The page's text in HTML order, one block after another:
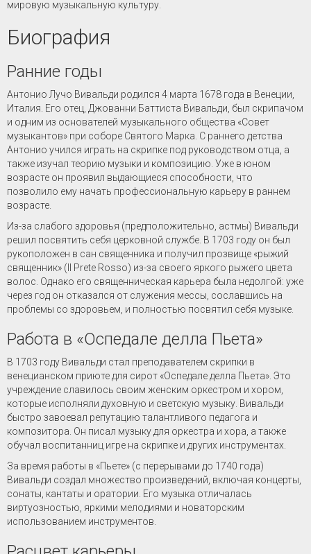
мировую музыкальную культуру.
Биография
Ранние годы
Антонио Лучо Вивальди родился 4 марта 1678 года в Венеции,
Италия. Его отец, Джованни Баттиста Вивальди, был скрипачом
и одним из основателей музыкального общества «Совет
музыкантов» при соборе Святого Марка. С раннего детства
Антонио учился играть на скрипке под руководством отца, а
также изучал теорию музыки и композицию. Уже в юном
возрасте он проявил выдающиеся способности, что
позволило ему начать профессиональную карьеру в раннем
возрасте.
Из-за слабого здоровья (предположительно, астмы) Вивальди
решил посвятить себя церковной службе. В 1703 году он был
рукоположен в сан священника и получил прозвище «рыжий
священник» (Il Prete Rosso) из-за своего яркого рыжего цвета
волос. Однако его священническая карьера была недолгой: уже
через год он отказался от служения мессы, сославшись на
проблемы со здоровьем, и полностью посвятил себя музыке.
Работа в «Оспедале делла Пьета»
В 1703 году Вивальди стал преподавателем скрипки в
венецианском приюте для сирот «Оспедале делла Пьета». Это
учреждение славилось своим женским оркестром и хором,
которые исполняли духовную и светскую музыку. Вивальди
быстро завоевал репутацию талантливого педагога и
композитора. Он писал музыку для оркестра и хора, а также
обучал воспитанниц игре на скрипке и других инструментах.
За время работы в «Пьете» (с перерывами до 1740 года)
Вивальди создал множество произведений, включая концерты,
сонаты, кантаты и оратории. Его музыка отличалась
виртуозностью, яркими мелодиями и новаторским
использованием инструментов.